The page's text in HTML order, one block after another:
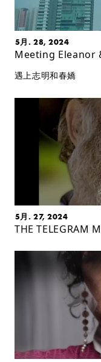
5月. 28, 2024
Meeting Eleanor
遇上志明和春嬌
5月. 27, 2024
THE TELEGRAM